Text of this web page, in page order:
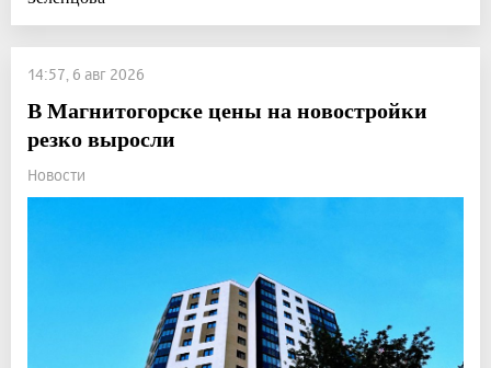
14:57, 6 авг 2026
В Магнитогорске цены на новостройки
резко выросли
Новости